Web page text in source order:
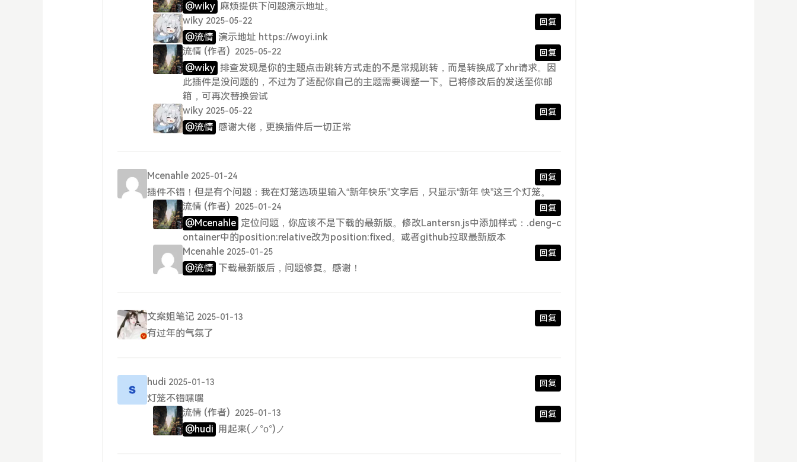
@wiky 麻烦提供下问题演示地址。
wiky 2025-05-22 回复
@流情 演示地址 https://woyi.ink
流情 (作者) 2025-05-22 回复
@wiky 排查发现是你的主题点击跳转方式走的不是常规跳转，而是转换成了xhr请求。因
此插件是没问题的，不过为了适配你自己的主题需要调整一下。已将修改后的发送至你邮
箱，可再次替换尝试
wiky 2025-05-22 回复
@流情 感谢大佬，更换插件后一切正常
Mcenahle 2025-01-24 回复
插件不错！但是有个问题：我在灯笼选项里输入“新年快乐”文字后，只显示“新年 快”这三个灯笼。
流情 (作者) 2025-01-24 回复
@Mcenahle 定位问题，你应该不是下载的最新版。修改Lantersn.js中添加样式：.deng-c
ontainer中的position:relative改为position:fixed。或者github拉取最新版本
Mcenahle 2025-01-25 回复
@流情 下载最新版后，问题修复。感谢！
文案姐笔记 2025-01-13 回复
有过年的气氛了
hudi 2025-01-13 回复
灯笼不错嘿嘿
流情 (作者) 2025-01-13 回复
@hudi 用起来(ノ°ο°)ノ